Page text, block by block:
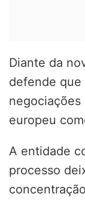
Diante da
defende
negociações
europeu
A entidade
processo